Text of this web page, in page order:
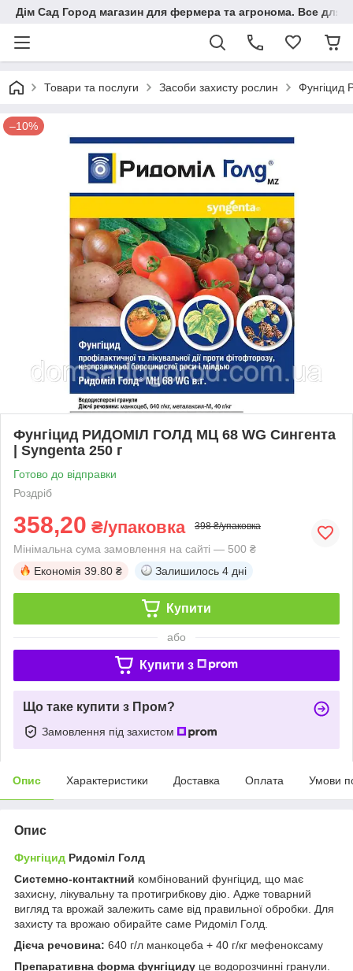
Дім Сад Город магазин для фермера та агронома. Все для
Товари та послуги Засоби захисту рослин Фунгіцид
–10%
Фунгіцид РИДОМІЛ ГОЛД МЦ 68 WG Сингента
| Syngenta 250 г
Готово до відправки
Роздріб
358,20 ₴/упаковка 398 ₴/упаковка
Мінімальна сума замовлення на сайті — 500 ₴
Економія 39.80 ₴ Залишилось 4 дні
Купити
або
Купити з
Що таке купити з Пром?
Замовлення під захистом
Опис Характеристики Доставка Оплата Умови
Опис
Фунгіцид Ридоміл Голд
Системно-контактний комбінований фунгіцид, що має
захисну, лікувальну та протигрибкову дію. Адже товарний
вигляд та врожай залежить саме від правильної обробки. Для
захисту та врожаю обирайте саме Ридоміл Голд.
Дієча речовина: 640 г/л манкоцеба + 40 г/кг мефеноксаму
Препаративна форма фунгіциду це водорозчинні гранули.